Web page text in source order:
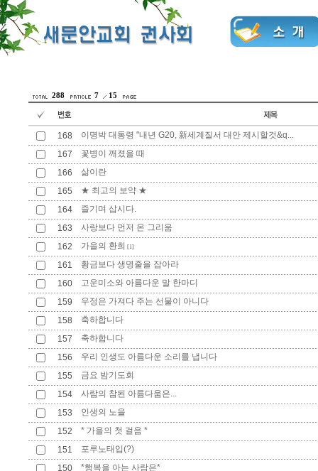
288 7 15
168
이명박 대통령 "내년 G20, 新세계질서 대안 제시할것&q...
167
꽃병이 깨졌을 때
166
삶이란
165
★ 최고의 보약 ★
164
즐기며 삽시다.
163
사랑보다 먼저 온 그리움
162
가을의 환희 [1]
161
황금보다 생명줄을 잡아라
160
고운미소와 아름다운 말 한마디
159
우정은 가져다 주는 선물이 아니다
158
축하합니다
157
축하합니다
156
우리 인생도 아름다운 소리를 냅니다
155
금요 밤기도회
154
사람의 참된 아름다움은...
153
인생의 노을
152
* 가을의 첫 걸음 *
151
포루노태입(?)
150
*행복을 아는 사람은*